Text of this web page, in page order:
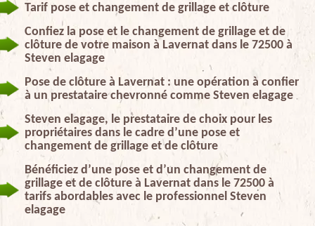
Tarif pose et changement de grillage et clôture
Confiez la pose et le changement de grillage et de
clôture de votre maison à Lavernat dans le 72500 à
Steven elagage
Pose de clôture à Lavernat : une opération à confier
à un prestataire chevronné comme Steven elagage
Steven elagage, le prestataire de choix pour les
propriétaires dans le cadre d’une pose et
changement de grillage et de clôture
Bénéficiez d’une pose et d’un changement de
grillage et de clôture à Lavernat dans le 72500 à
tarifs abordables avec le professionnel Steven
elagage